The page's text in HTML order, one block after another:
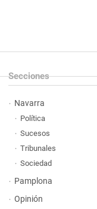
Secciones
Navarra
Política
Sucesos
Tribunales
Sociedad
Pamplona
Opinión